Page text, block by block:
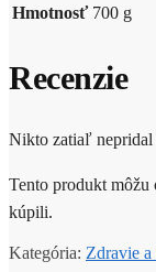
Hmotnosť 700 g
Recenzie
Nikto zatiaľ nepridal
Tento produkt
kúpili.
Kategória: Zdravie a